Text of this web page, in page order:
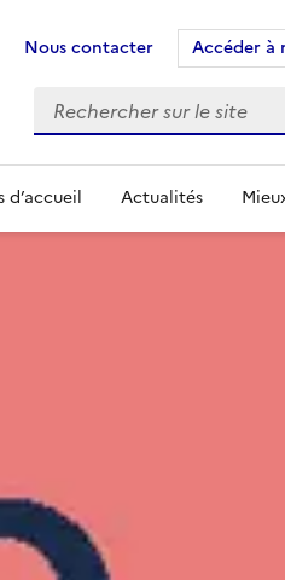
Nous contacter Accéder à
Rechercher
d’accueil Actualités